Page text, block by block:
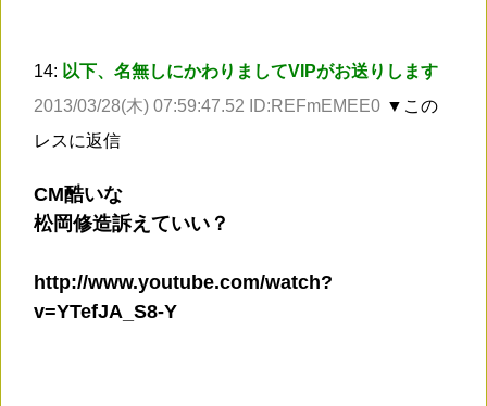
14: 以下、名無しにかわりましてVIPがお送りします
2013/03/28(木) 07:59:47.52 ID:REFmEMEE0 ▼この
レスに返信
CM酷いな
松岡修造訴えていい？
http://www.youtube.com/watch?
v=YTefJA_S8-Y